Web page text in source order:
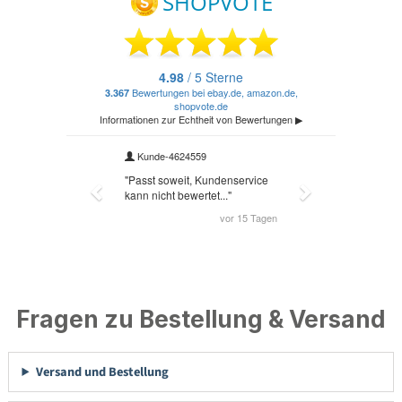
Fragen zu Bestellung & Versand
Versand und Bestellung